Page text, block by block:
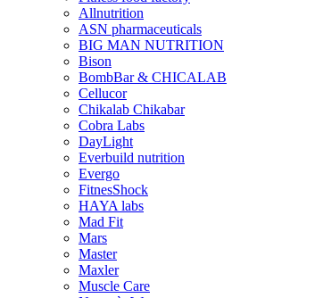
Allnutrition
ASN pharmaceuticals
BIG MAN NUTRITION
Bison
BombBar & CHICALAB
Cellucor
Chikalab Chikabar
Cobra Labs
DayLight
Everbuild nutrition
Evergo
FitnesShock
HAYA labs
Mad Fit
Mars
Master
Maxler
Muscle Care